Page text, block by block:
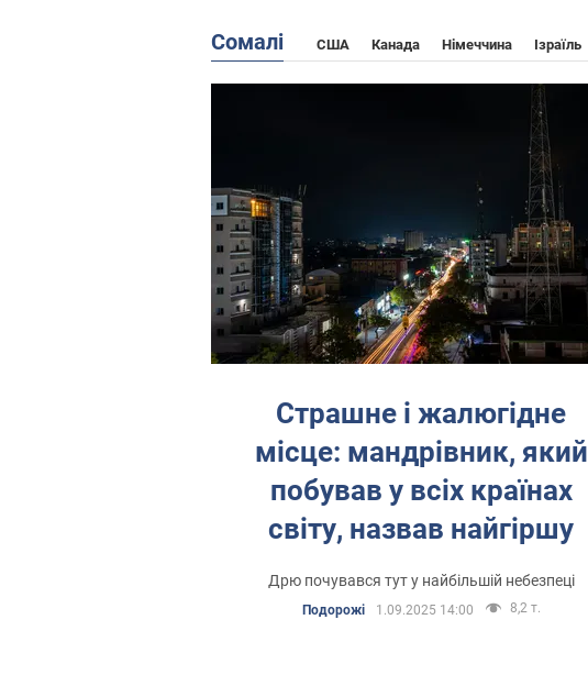
Сомалі США Канада Німеччина Ізраїль
Страшне і жалюгідне
місце: мандрівник, який
побував у всіх країнах
світу, назвав найгіршу
Дрю почувався тут у найбільшій небезпеці
Подорожі 1.09.2025 14:00 8,2 т.